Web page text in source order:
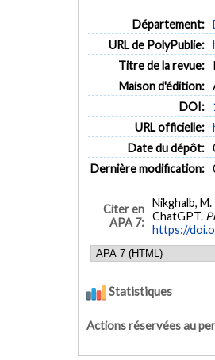
Département:
URL de PolyPublie:
Titre de la revue:
Maison d'édition:
DOI:
URL officielle:
Date du dépôt:
Dernière modification:
Citer en
APA 7:
Nikghalb,
ChatGPT.
https://
Statistiques
Actions réservées au